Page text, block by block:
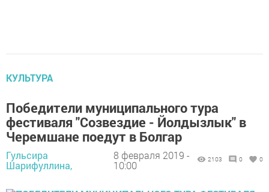
КУЛЬТУРА
Победители муниципального тура
фестиваля "Созвездие - Йолдызлык" в
Черемшане поедут в Болгар
Гульсира
Шарифуллина,
8 февраля 2019 -
10:00
2103 0 0